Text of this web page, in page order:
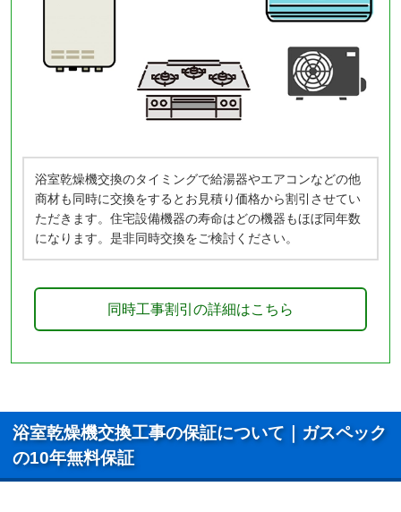
浴室乾燥機交換のタイミングで給湯器やエアコンなどの他
商材も同時に交換をするとお見積り価格から割引させてい
ただきます。住宅設備機器の寿命はどの機器もほぼ同年数
になります。是非同時交換をご検討ください。
同時工事割引の詳細はこちら
浴室乾燥機交換工事の保証について｜ガスペック
の10年無料保証